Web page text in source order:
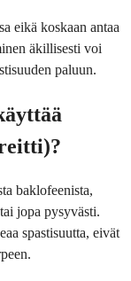
eikä koskaan antaa
äkillisesti voi
paluun.
baklofeenista,
jopa pysyvästi.
spastisuutta, eivät